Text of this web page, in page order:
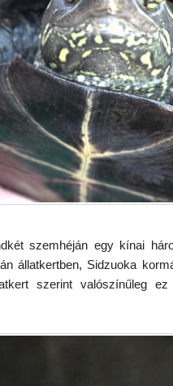
szemhéján egy kínai
állatkertben, Sidzuoka
szerint valószínűleg